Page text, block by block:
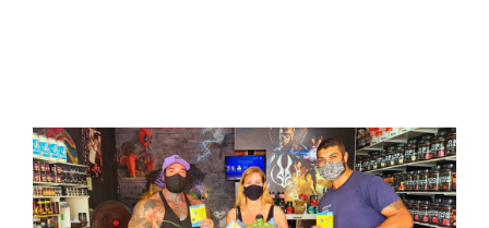
REVISTAS ELETRÃ´NICAS
REVISTA INTERFACES